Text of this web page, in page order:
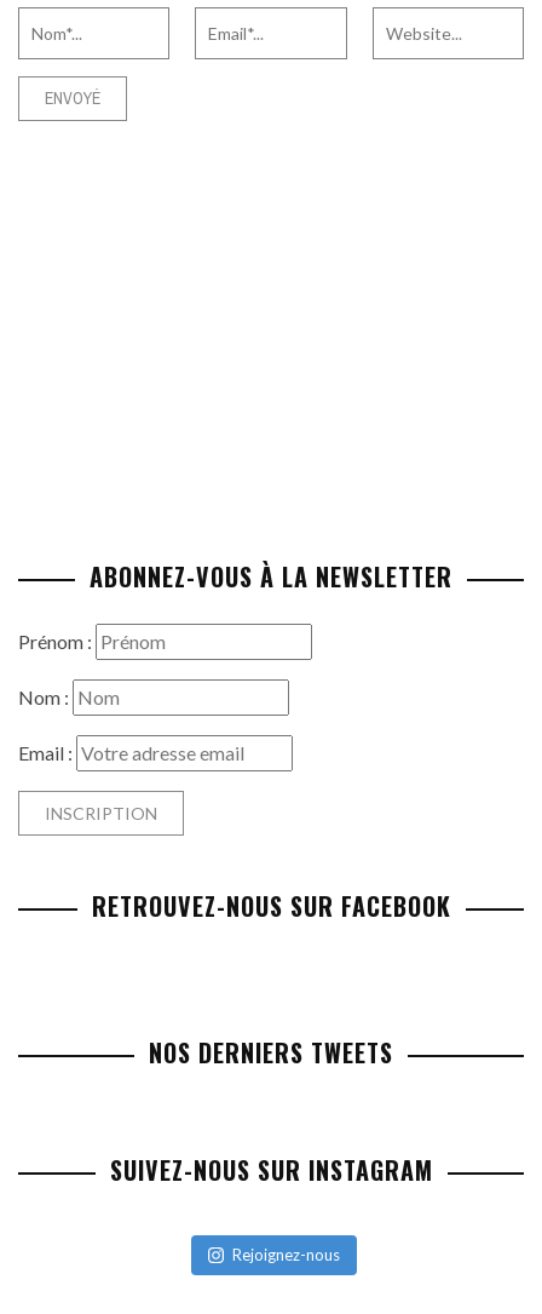
ABONNEZ-VOUS À LA NEWSLETTER
Prénom :
Nom :
Email :
RETROUVEZ-NOUS SUR FACEBOOK
NOS DERNIERS TWEETS
SUIVEZ-NOUS SUR INSTAGRAM
Rejoignez-nous